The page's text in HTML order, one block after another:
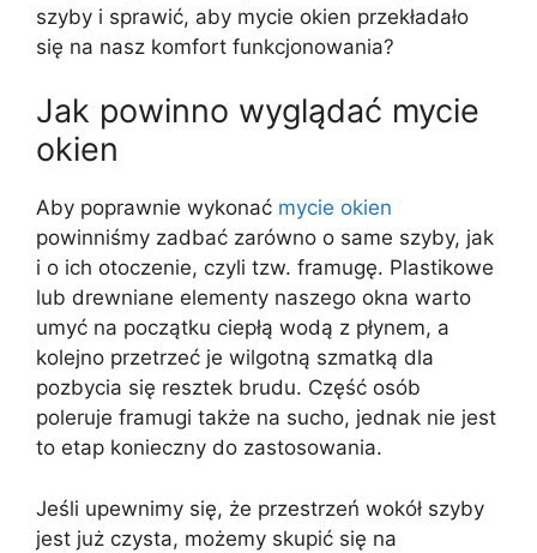
szyby i sprawić, aby mycie okien przekładało
się na nasz komfort funkcjonowania?
Jak powinno wyglądać mycie
okien
Aby poprawnie wykonać mycie okien
powinniśmy zadbać zarówno o same szyby, jak
i o ich otoczenie, czyli tzw. framugę. Plastikowe
lub drewniane elementy naszego okna warto
umyć na początku ciepłą wodą z płynem, a
kolejno przetrzeć je wilgotną szmatką dla
pozbycia się resztek brudu. Część osób
poleruje framugi także na sucho, jednak nie jest
to etap konieczny do zastosowania.
Jeśli upewnimy się, że przestrzeń wokół szyby
jest już czysta, możemy skupić się na